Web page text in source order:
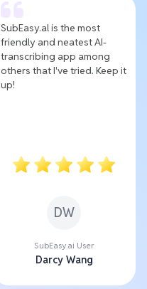
SubEasy.al is the most
friendly and neatest AI-
transcribing app among
others that I've tried. Keep it
up!
DW
SubEasy.ai User
Darcy Wang